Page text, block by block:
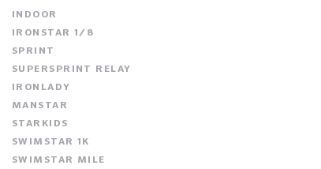
INDOOR
IRONSTAR 1/8
SPRINT
SUPERSPRINT RELAY
IRONLADY
MANSTAR
STARKIDS
SWIMSTAR 1K
SWIMSTAR MILE